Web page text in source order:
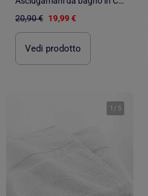
20,90 € 19,99 €
Vedi prodotto
1 / 5